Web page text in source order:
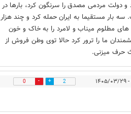
در سال ۳۲ کودتا کرد و دولت مردمی مصدق را سرنگون کرد، بارها در
سه بار مستقیما به ایران حمله کرد و چند هزار
مطلوم میناب و لامرد را به خاک و خون
ما را ترور کرد حالا توی وطن فروش از
حرف میزنی.
2
0